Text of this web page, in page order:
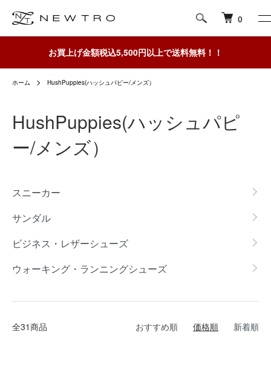
0
お買上げ金額税込5,500円以上で送料無料！！
ホーム HushPuppies(ハッシュパピー/メンズ）
HushPuppies(ハッシュパピ
ー/メンズ）
カテゴリー一覧
スニーカー
サンダル
ビジネス・レザーシューズ
ウォーキング・ランニングシューズ
全31商品 おすすめ順 価格順 新着順